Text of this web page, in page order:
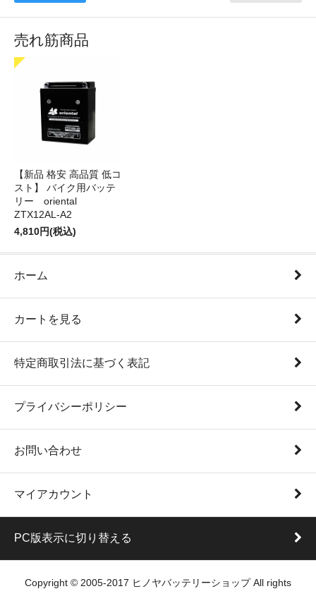
売れ筋商品
【新品 格安 高品質 低コ
スト】 バイク用バッテ
リー oriental
ZTX12AL-A2
4,810円(税込)
ホーム
カートを見る
特定商取引法に基づく表記
プライバシーポリシー
お問い合わせ
マイアカウント
PC版表示に切り替える
Copyright © 2005-2017 ヒノヤバッテリーショップ All rights